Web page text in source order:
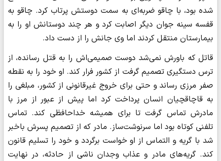
شده بود، با چاقو ضربه‌ای به سمت دوستش پرتاب کرد. چاقو به
قفسه سینه جوان دیگر اصابت کرد و هر چند دوستانش او را به
بیمارستان منتقل کردند اما وی جانش را از دست داد.
قاتل که باورش نمی‌شد دوست صمیمی‌اش را به قتل رسانده، از
ترس دستگیری تصمیم گرفت از کشور فرار کند. او خود را به نقطه
صفر مرزی رساند و حتی برای خروج غیرقانونی از کشور، مبلغی را
به قاچاقچیان انسان پرداخت کرد اما پیش از عبور از مرز با
مادرش تماس گرفت تا برای همیشه خداحافظی کند. تماس
تلفنی کوتاه بود اما سرنوشت‌ساز. مادر که از تصمیم پسرش باخبر
شد با گریه و التماس از او خواست برگردد و خود را تسلیم قانون
کند. گریه‌های مادر و عذاب وجدان ناشی از حادثه، در نهایت